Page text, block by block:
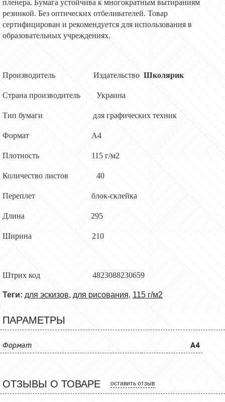
пленера. Бумага устойчива к многократным вытираниям
резинкой. Без оптических отбеливателей. Товар
сертифицирован и рекомендуется для использования в
образовательных учреждениях.
Производитель Издательство Школярик
Страна производитель Украина
Тип бумаги для графических техник
Формат А4
Плотность 115 г/м2
Количество листов 40
Переплет блок-склейка
Длина 295
Ширина 210
Штрих код 4823088230659
Теги: для эскизов, для рисования, 115 г/м2
ПАРАМЕТРЫ
Формат A4
ОТЗЫВЫ О ТОВАРЕ оставить отзыв